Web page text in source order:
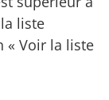
liste
« Voir la liste